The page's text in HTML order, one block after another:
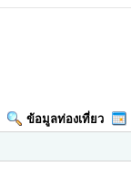
ข้อมูลท่องเที่ยว